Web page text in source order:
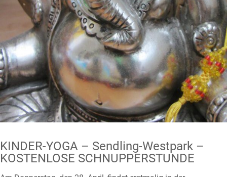
KINDER-YOGA – Sendling-Westpark –
KOSTENLOSE SCHNUPPERSTUNDE